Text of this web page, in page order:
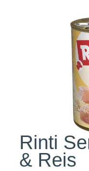
Bildergalerie
Rinti
& Reis